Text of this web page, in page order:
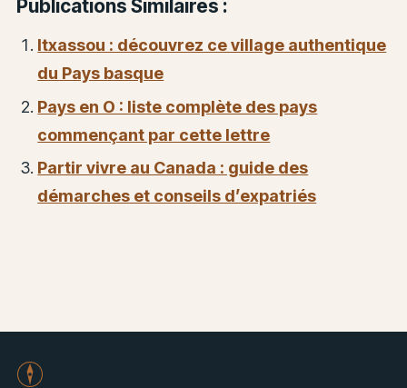
Publications Similaires :
Itxassou : découvrez ce village authentique
du Pays basque
Pays en O : liste complète des pays
commençant par cette lettre
Partir vivre au Canada : guide des
démarches et conseils d’expatriés